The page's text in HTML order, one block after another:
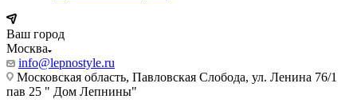
Ваш город
Москва
info@lepnostyle.ru
Московская область, Павловская Слобода, ул. Ленина 76/1
пав 25 " Дом Лепнины"